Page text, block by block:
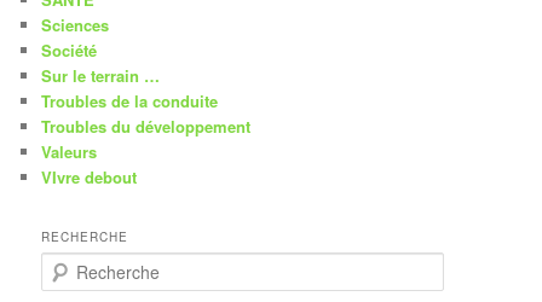
Sciences
Société
Sur le terrain …
Troubles de la conduite
Troubles du développement
Valeurs
VIvre debout
RECHERCHE
e